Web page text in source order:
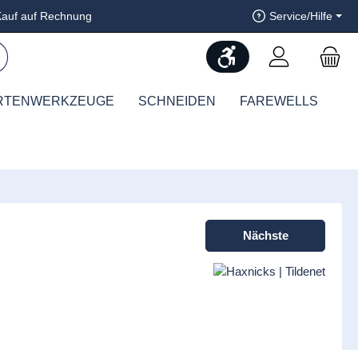
auf Rechnung Service/Hilfe
Werkzeugleiste
SCHNEIDEN FAREWELLS
Nächste